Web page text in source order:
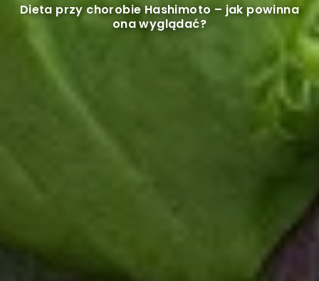
Jakiego rodzaju biżuterie możemy wręczyć
kobiecie na prezent?